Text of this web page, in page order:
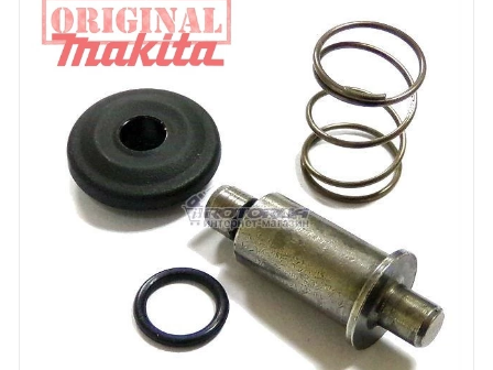
Кольцо резиновое 38
10.Шайба 20
11.Стопорное кольцо R-42
Крыльчатка GA9030R
Якорь болгарки Makita GA9030R
Якорь GA9030R аналог
Прокладка
Подшипник 6200
Диффузор
Статор GA9030R
Винт 5х65
Корпус двигателя GA9030R
Щетки Makita CB-204
Щетки CB-204 аналог
22. Наклейка
Клавиша фиксации